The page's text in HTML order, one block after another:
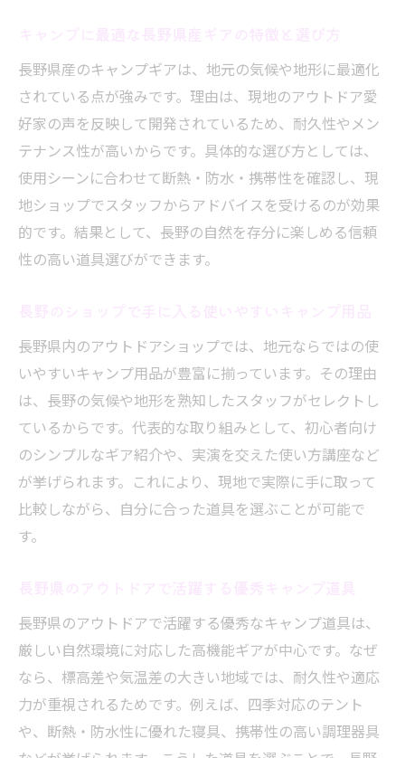
長野県産のキャンプギアは、地元の気候や地形に最適化
されている点が強みです。理由は、現地のアウトドア愛
好家の声を反映して開発されているため、耐久性やメン
テナンス性が高いからです。具体的な選び方としては、
使用シーンに合わせて断熱・防水・携帯性を確認し、現
地ショップでスタッフからアドバイスを受けるのが効果
的です。結果として、長野の自然を存分に楽しめる信頼
性の高い道具選びができます。
長野県内のアウトドアショップでは、地元ならではの使
いやすいキャンプ用品が豊富に揃っています。その理由
は、長野の気候や地形を熟知したスタッフがセレクトし
ているからです。代表的な取り組みとして、初心者向け
のシンプルなギア紹介や、実演を交えた使い方講座など
が挙げられます。これにより、現地で実際に手に取って
比較しながら、自分に合った道具を選ぶことが可能で
す。
長野県のアウトドアで活躍する優秀なキャンプ道具は、
厳しい自然環境に対応した高機能ギアが中心です。なぜ
なら、標高差や気温差の大きい地域では、耐久性や適応
力が重視されるためです。例えば、四季対応のテント
や、断熱・防水性に優れた寝具、携帯性の高い調理器具